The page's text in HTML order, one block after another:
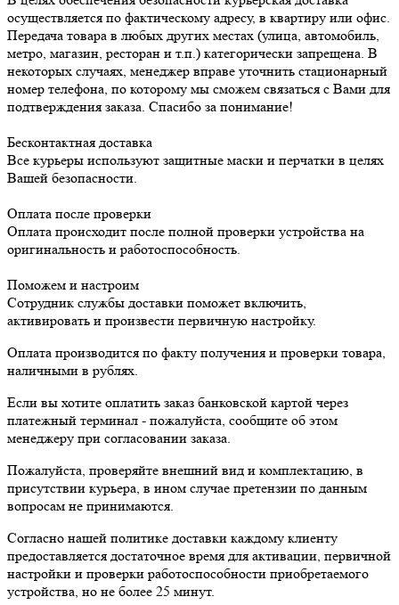
осуществляется по фактическому адресу, в квартиру или офис.
Передача товара в любых других местах (улица, автомобиль,
метро, магазин, ресторан и т.п.) категорически запрещена. В
некоторых случаях, менеджер вправе уточнить стационарный
номер телефона, по которому мы сможем связаться с Вами для
подтверждения заказа. Спасибо за понимание!
Бесконтактная доставка
Все курьеры используют защитные маски и перчатки в целях
Вашей безопасности.
Оплата после проверки
Оплата происходит после полной проверки устройства на
оригинальность и работоспособность.
Поможем и настроим
Сотрудник службы доставки поможет включить,
активировать и произвести первичную настройку.
Оплата производится по факту получения и проверки товара,
наличными в рублях.
Если вы хотите оплатить заказ банковской картой через
платежный терминал - пожалуйста, сообщите об этом
менеджеру при согласовании заказа.
Пожалуйста, проверяйте внешний вид и комплектацию, в
присутствии курьера, в ином случае претензии по данным
вопросам не принимаются.
Согласно нашей политике доставки каждому клиенту
предоставляется достаточное время для активации, первичной
настройки и проверки работоспособности приобретаемого
устройства, но не более 25 минут.